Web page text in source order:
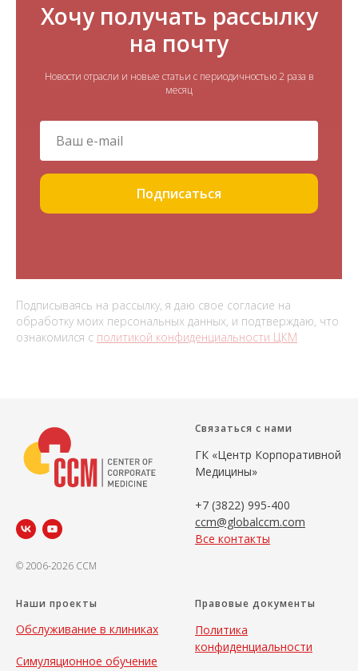
Хочу получать рассылку
на почту
Новости отрасли и новые статьи с периодичностью 2 раза в
месяц
Подписаться
Подписываясь на рассылку, я даю свое согласие на
обработку моих персональных данных, и подтверждаю, что
ознакомился с политикой конфиденциальности ЦКМ
© 2006-2026 CCM
Связаться с нами
ГК «Центр Корпоративной
Медицины»
+7 (3822) 995-400
ccm@globalccm.com
Все контакты
Наши проекты
Обслуживание в клиниках
Симуляционное обучение
Правовые документы
Политика
конфиденциальности